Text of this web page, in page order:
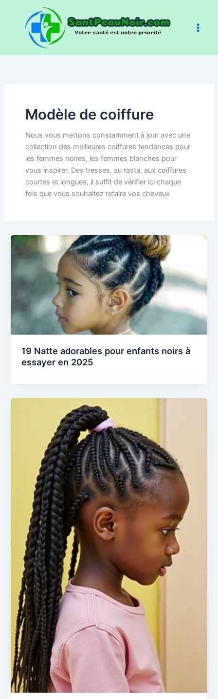
contenu
Modèle de coiffure
Nous vous mettons constamment à jour avec une
collection des meilleures coiffures tendances pour
les femmes noires, les femmes blanches pour
vous inspirer. Des tresses, au rasta, aux coiffures
courtes et longues, il suffit de vérifier ici chaque
fois que vous souhaitez refaire vos cheveux
19 Natte adorables pour enfants noirs à
essayer en 2025